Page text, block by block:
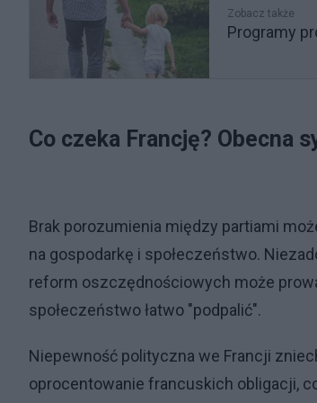
Zobacz także
Programy
Co czeka Francję? Obecna
Brak porozumienia między partiami
na gospodarkę i społeczeństwo.
reform oszczędnościowych może
społeczeństwo łatwo "podpalić".
Niepewność polityczna we Francji
oprocentowanie francuskich obligacji,